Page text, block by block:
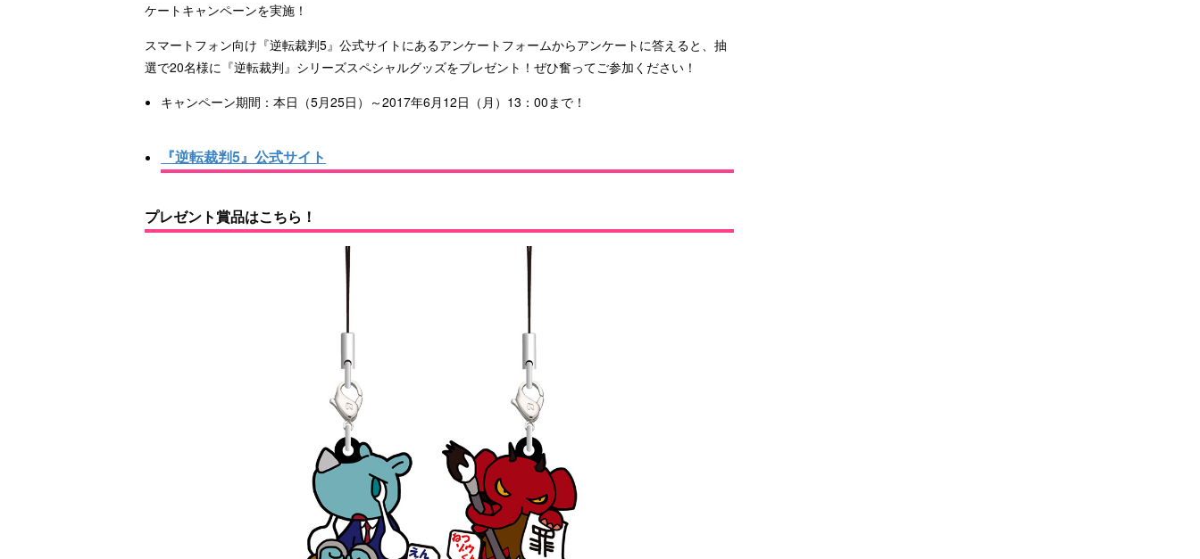
ケートキャンペーンを実施！
スマートフォン向け『逆転裁判5』公式サイトにあるアンケートフォームからアンケートに答えると、抽
選で20名様に『逆転裁判』シリーズスペシャルグッズをプレゼント！ぜひ奮ってご参加ください！
キャンペーン期間：本日（5月25日）～2017年6月12日（月）13：00まで！
『逆転裁判5』公式サイト
プレゼント賞品はこちら！